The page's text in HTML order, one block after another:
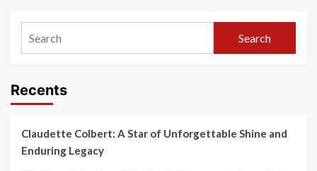
Search
Recents
Claudette Colbert: A Star of Unforgettable Shine and
Enduring Legacy